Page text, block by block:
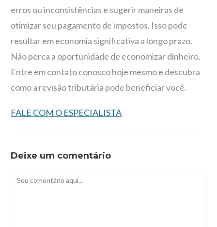
erros ou inconsistências e sugerir maneiras de
otimizar seu pagamento de impostos. Isso pode
resultar em economia significativa a longo prazo.
Não perca a oportunidade de economizar dinheiro.
Entre em contato conosco hoje mesmo e descubra
como a revisão tributária pode beneficiar você.
FALE COM O ESPECIALISTA
Deixe um comentário